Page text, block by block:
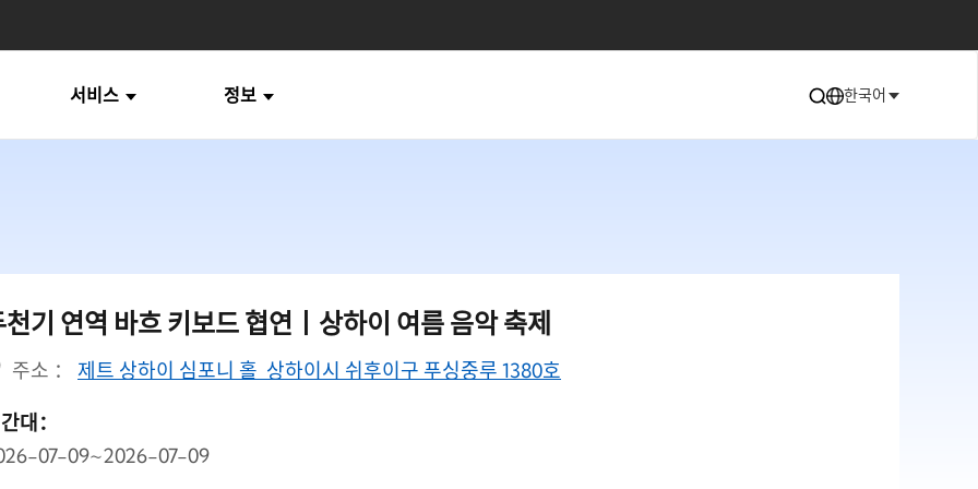
서비스 정보 한국어
기 연역 바흐 키보드 협연丨상하이 여름 음악 축제
주소 ： 제트 상하이 심포니 홀 상하이시 쉬후이구 푸싱중루 1380호
대：
07-09~2026-07-09